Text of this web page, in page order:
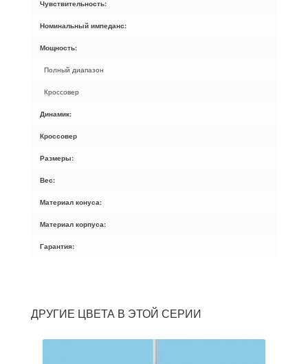
Чувствительность:
Номинальный импеданс:
Мощность:
Полный диапазон
Кроссовер
Динамик:
Кроссовер
Размеры:
Вес:
Материал конуса:
Материал корпуса:
Гарантия:
ДРУГИЕ ЦВЕТА В ЭТОЙ СЕРИИ